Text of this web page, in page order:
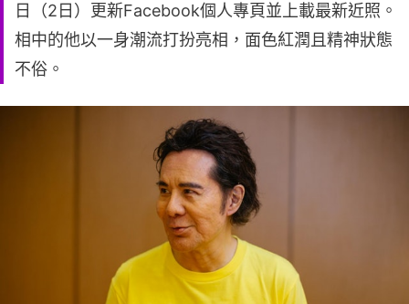
日（2日）更新Facebook個人專頁並上載最新近照。
相中的他以一身潮流打扮亮相，面色紅潤且精神狀態
不俗。